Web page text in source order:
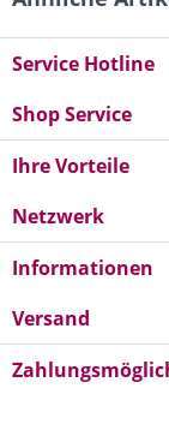
Service Hotline
Shop Service
Ihre Vorteile
Netzwerk
Informationen
Versand